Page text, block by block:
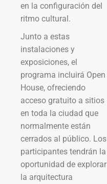
en la configuración del
ritmo cultural.
Junto a estas
instalaciones y
exposiciones, el
programa incluirá Open
House, ofreciendo
acceso gratuito a sitios
en toda la ciudad que
normalmente están
cerrados al público. Los
participantes tendrán la
oportunidad de explorar
la arquitectura